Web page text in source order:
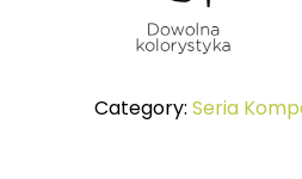
Category: Seria